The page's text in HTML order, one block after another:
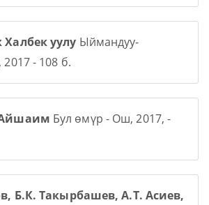
уулу Ыймандуу-
- 108 б.
Айшаим Бул өмүр - Ош, 2017, -
Б.К. Такырбашев, А.Т. Асиев,